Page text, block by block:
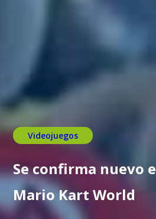
Videojuegos
Se confirma nuevo
Mario Kart World